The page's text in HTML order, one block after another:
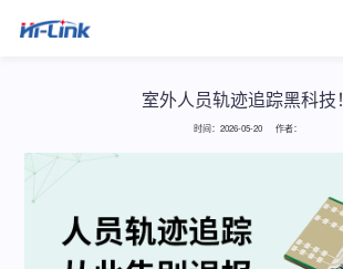
室外人员轨迹追踪黑科技！
时间：2026-05-20 作者：